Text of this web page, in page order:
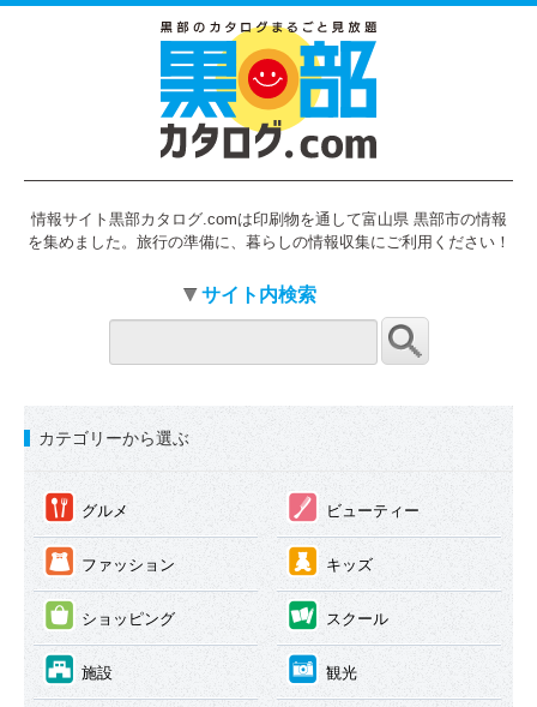
情報サイト黒部カタログ.comは印刷物を通して富山県 黒部市の情報
を集めました。旅行の準備に、暮らしの情報収集にご利用ください！
サイト内検索
カテゴリーから選ぶ
① グルメ ② ビューティー
③ ファッション ④ キッズ
⑤ ショッピング ⑥ スクール
⑦ 施設 ⑧ 観光